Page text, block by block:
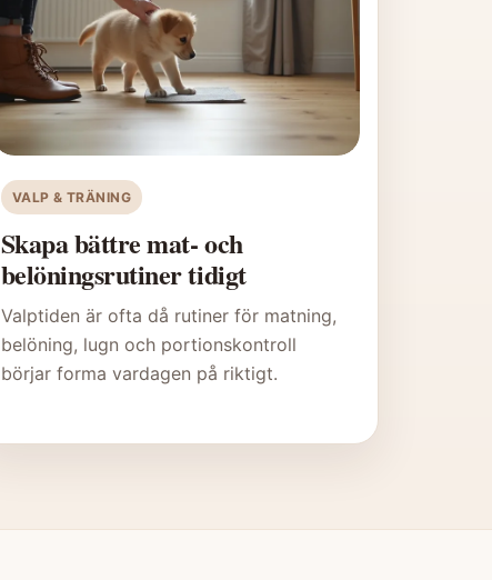
VALP & TRÄNING
Skapa bättre mat- och
belöningsrutiner tidigt
Valptiden är ofta då rutiner för matning,
belöning, lugn och portionskontroll
börjar forma vardagen på riktigt.